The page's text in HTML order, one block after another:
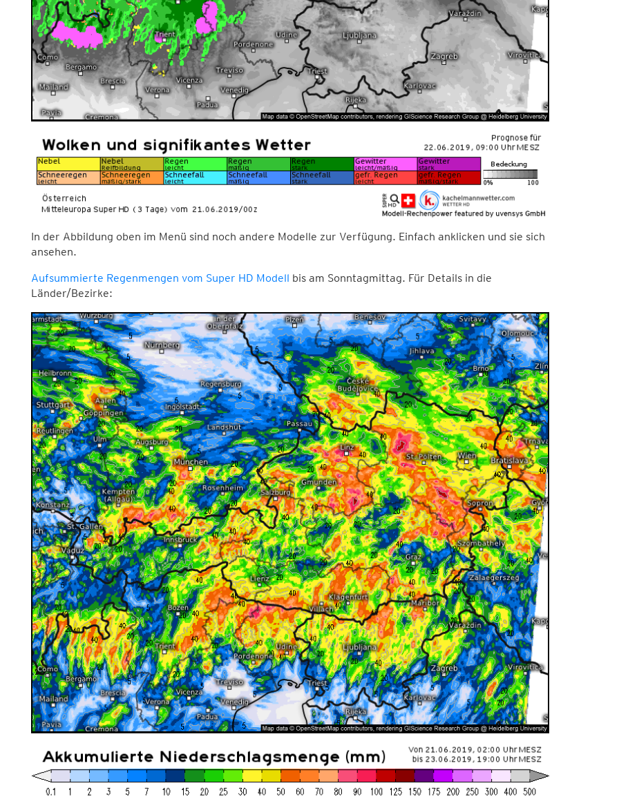
In der Abbildung oben im Menü sind noch andere Modelle zur Verfügung. Einfach anklicken und sie sich
ansehen.
Aufsummierte Regenmengen vom Super HD Modell bis am Sonntagmittag. Für Details in die
Länder/Bezirke: